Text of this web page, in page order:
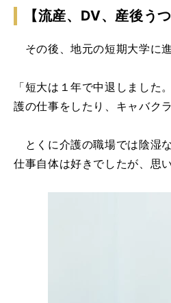
【流産、DV、産後う
その後、地元の短期大学に
「短大は１年で中退しまし
護の仕事をしたり、キャバク
とくに介護の職場では陰湿
仕事自体は好きでしたが、思